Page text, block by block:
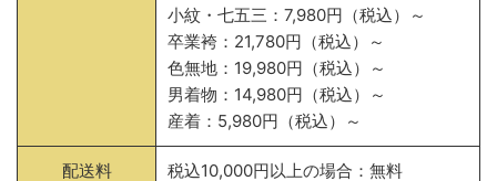
小紋・七五三：7,980円（税込）～
卒業袴：21,780円（税込）～
色無地：19,980円（税込）～
男着物：14,980円（税込）～
産着：5,980円（税込）～
配送料 税込10,000円以上の場合：無料